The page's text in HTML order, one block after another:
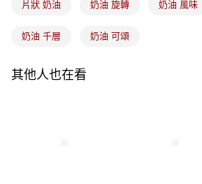
片狀 奶油 奶油 旋轉 奶油 風味
奶油 千層 奶油 可頌
其他人也在看